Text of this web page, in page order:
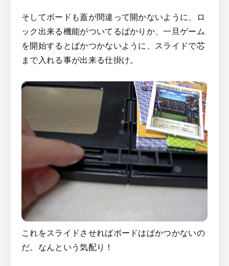
そしてボードも蓋が間違って開かないように、ロ
ック出来る機能がついてるばかりか、一旦ゲーム
を開始するとぱかつかないように、スライドで芯
まで入れる事が出来る仕掛け。
これをスライドさせればボードはぱかつかないの
だ。なんという気配り！